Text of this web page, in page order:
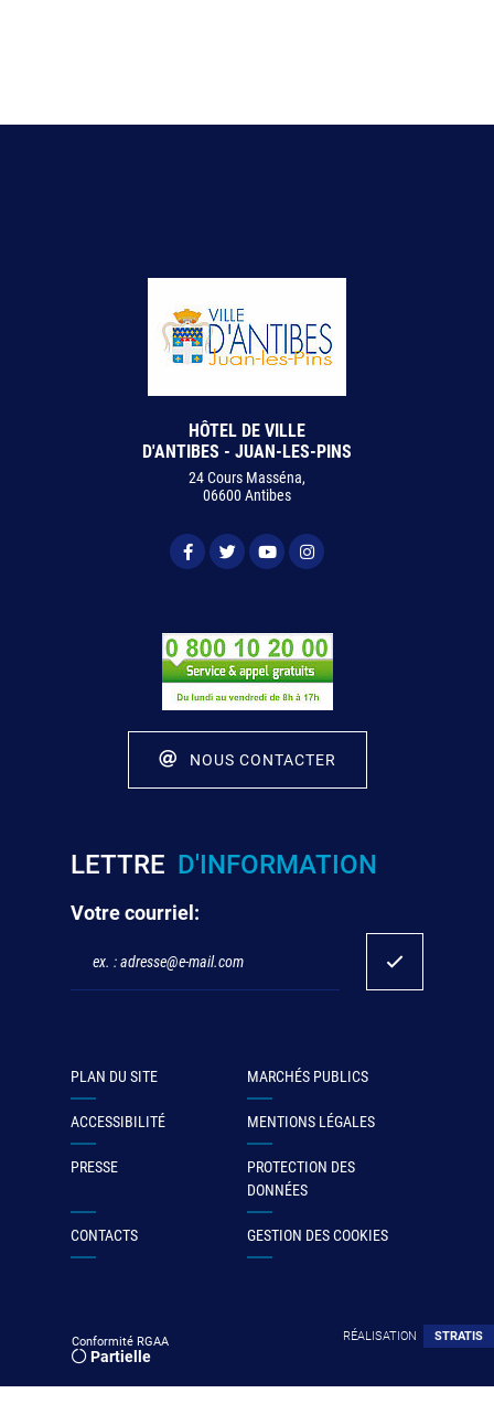
HÔTEL DE VILLE
D'ANTIBES - JUAN-LES-PINS
24 Cours Masséna,
06600 Antibes
NOUS CONTACTER
LETTRE D'INFORMATION
Votre courriel:
PLAN DU SITE MARCHÉS PUBLICS
ACCESSIBILITÉ MENTIONS LÉGALES
PRESSE
PROTECTION DES
DONNÉES
CONTACTS GESTION DES COOKIES
Conformité RGAA
Partielle
RÉALISATION STRATIS